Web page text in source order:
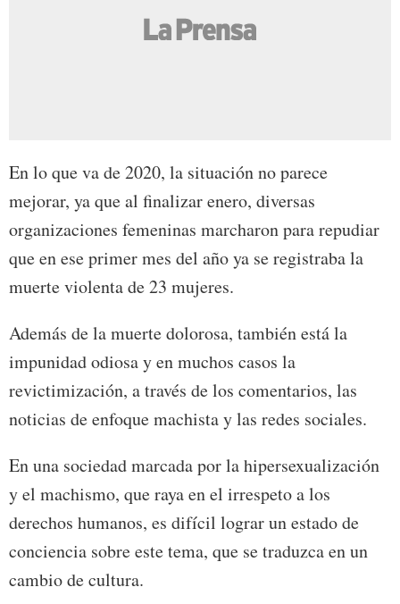
En lo que va de 2020, la situación no parece
mejorar, ya que al finalizar enero, diversas
organizaciones femeninas marcharon para repudiar
que en ese primer mes del año ya se registraba la
muerte violenta de 23 mujeres.
Además de la muerte dolorosa, también está la
impunidad odiosa y en muchos casos la
revictimización, a través de los comentarios, las
noticias de enfoque machista y las redes sociales.
En una sociedad marcada por la hipersexualización
y el machismo, que raya en el irrespeto a los
derechos humanos, es difícil lograr un estado de
conciencia sobre este tema, que se traduzca en un
cambio de cultura.